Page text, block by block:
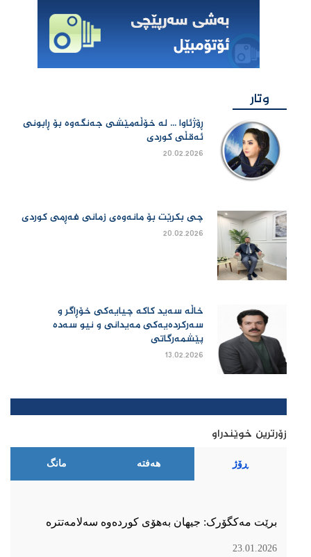
وتار
ڕۆژئاوا ... لە خۆڵەمێشی جەنگەوە بۆ ڕابونی
ئەقڵی کوردی
20.02.2026
چی بكرێت بۆ مانەوەی زمانی فەڕمی كوردی
20.02.2026
خاڵە سەید کاکە چیایەکی خۆڕاگر و
سەرکردەیەکی مەیدانی و نیو سەدە
پێشمەرگاتی
13.02.2026
زۆرترین خوێندراو
ڕۆژ هەفتە مانگ
برێت مەکگۆرک: جیهان بەهۆی کوردەوە سەلامەتترە
23.01.2026